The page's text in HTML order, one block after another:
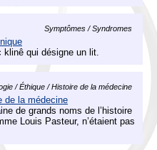
Symptômes / Syndromes
klinê qui désigne un lit.
/ Éthique / Histoire de la médecine
de la médecine
de grands noms de l’histoire
Louis Pasteur, n’étaient pas